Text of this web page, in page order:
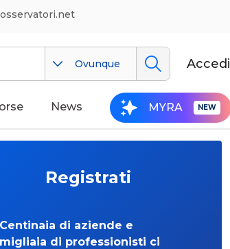
Ovunque Accedi
News MYRA
Registrati
Centinaia di aziende e
migliaia di professionisti ci